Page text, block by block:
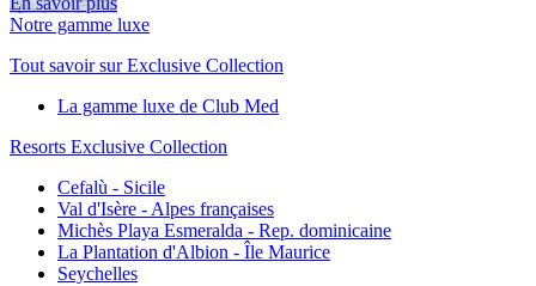
Notre gamme luxe
Tout savoir sur Exclusive Collection
La gamme luxe de Club Med
Resorts Exclusive Collection
Cefalù - Sicile
Val d'Isère - Alpes françaises
Michès Playa Esmeralda - Rep. dominicaine
La Plantation d'Albion - Île Maurice
Seychelles